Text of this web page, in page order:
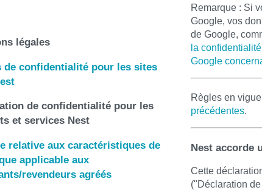
légales
de confidentialité pour les sites
de confidentialité pour les
et services Nest
relative aux caractéristiques de
applicable aux
revendeurs agréés
Remarque : Si
Google, vos
de Google,
la confidentialité
Google
Règles en
précédentes.
Nest accorde
Cette
("Déclaration